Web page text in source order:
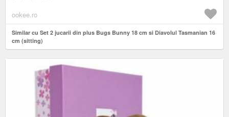
ookee.ro
Similar cu Set 2 jucarii din plus Bugs Bunny 18 cm si Diavolul Tasmanian 16
cm (sitting)